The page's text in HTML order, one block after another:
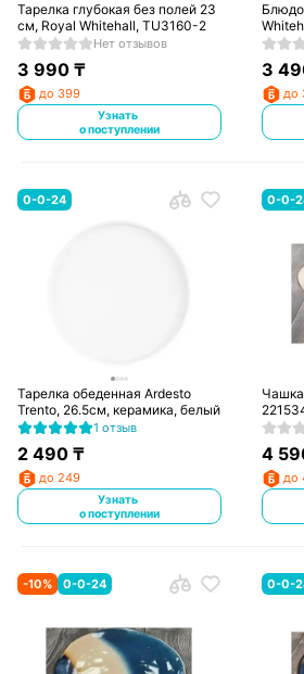
Тарелка глубокая без полей 23
см, Royal Whitehall, TU3160-2
Нет отзывов
3 990₸
до 399
Узнать
о поступлении
3
до
0-0-24
Тарелка обеденная Ardesto
Trento, 26.5см, керамика, белый
1 отзыв
2 490₸
до 249
Узнать
о поступлении
0-0-
4
до
-10% 0-0-24 0-0-